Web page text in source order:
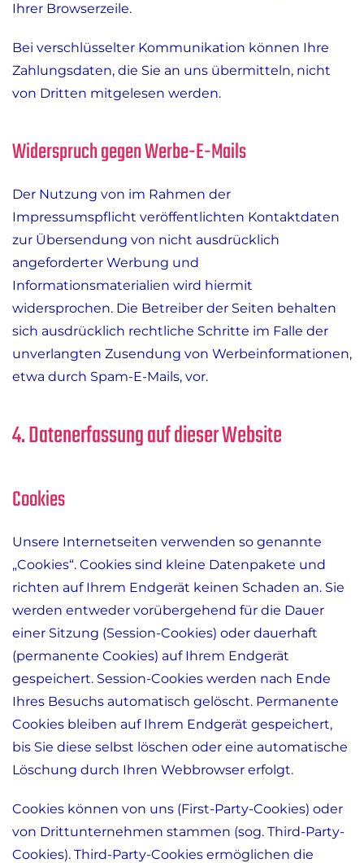
Ihrer Browserzeile.
Bei verschlüsselter Kommunikation können Ihre
Zahlungsdaten, die Sie an uns übermitteln, nicht
von Dritten mitgelesen werden.
Widerspruch gegen Werbe-E-Mails
Der Nutzung von im Rahmen der
Impressumspflicht veröffentlichten Kontaktdaten
zur Übersendung von nicht ausdrücklich
angeforderter Werbung und
Informationsmaterialien wird hiermit
widersprochen. Die Betreiber der Seiten behalten
sich ausdrücklich rechtliche Schritte im Falle der
unverlangten Zusendung von Werbeinformationen,
etwa durch Spam-E-Mails, vor.
4. Datenerfassung auf dieser Website
Cookies
Unsere Internetseiten verwenden so genannte
„Cookies“. Cookies sind kleine Datenpakete und
richten auf Ihrem Endgerät keinen Schaden an. Sie
werden entweder vorübergehend für die Dauer
einer Sitzung (Session-Cookies) oder dauerhaft
(permanente Cookies) auf Ihrem Endgerät
gespeichert. Session-Cookies werden nach Ende
Ihres Besuchs automatisch gelöscht. Permanente
Cookies bleiben auf Ihrem Endgerät gespeichert,
bis Sie diese selbst löschen oder eine automatische
Löschung durch Ihren Webbrowser erfolgt.
Cookies können von uns (First-Party-Cookies) oder
von Drittunternehmen stammen (sog. Third-Party-
Cookies). Third-Party-Cookies ermöglichen die